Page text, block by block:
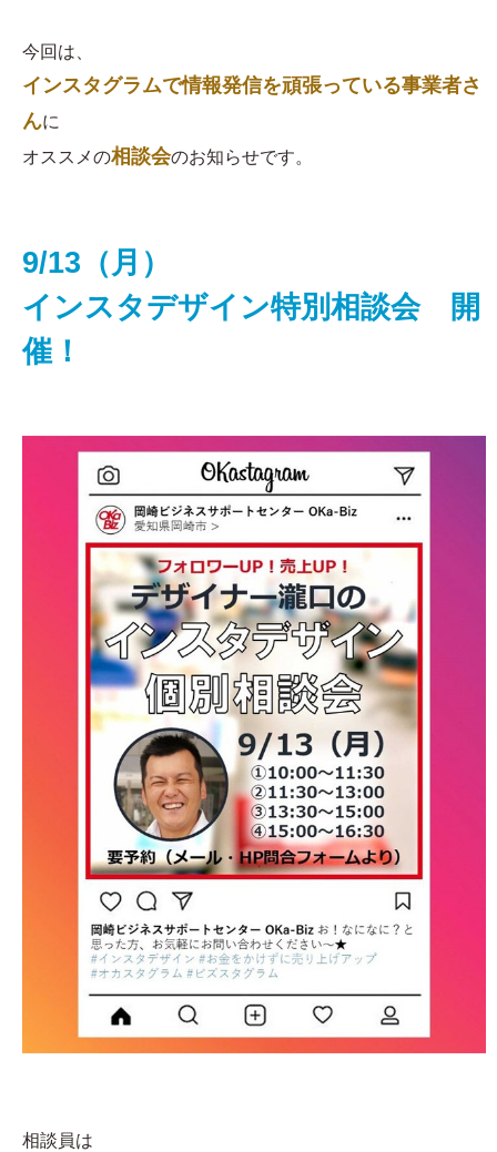
今回は、
インスタグラムで情報発信を頑張っている事業者さ
んに
オススメの相談会のお知らせです。
9/13（月）
インスタデザイン特別相談会 開
催！
相談員は